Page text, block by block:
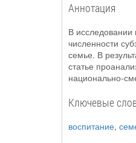
Аннотация
В исследовании
численности
семье. В
статье
национально-
Ключевые
воспитание,